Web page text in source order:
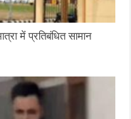
में प्रतिबंधित सामान